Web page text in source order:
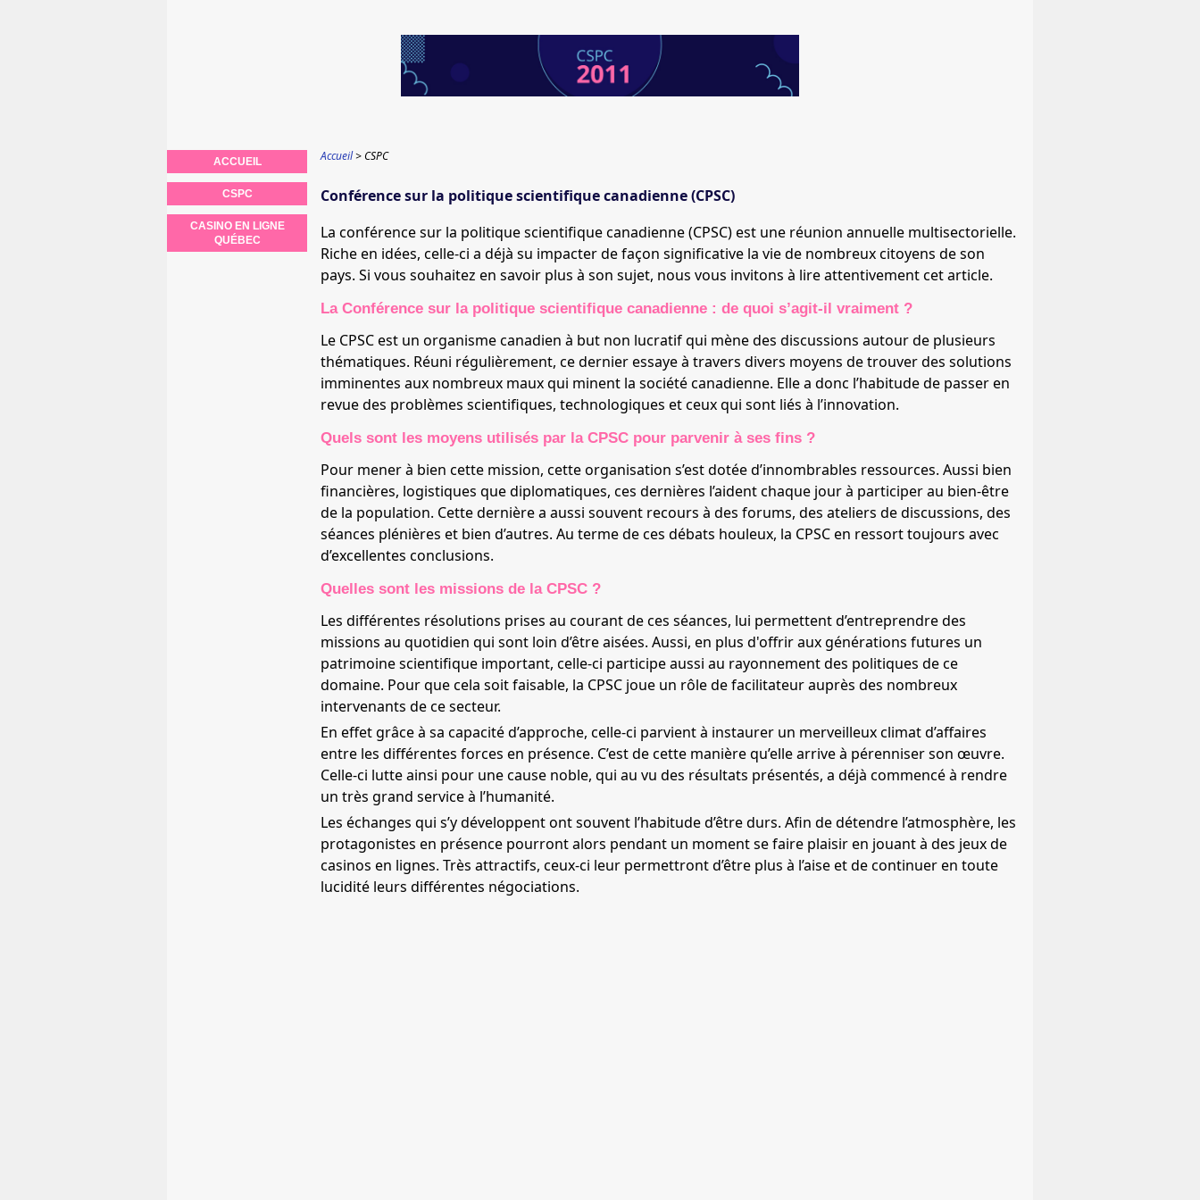
Accueil CSPC
Conférence sur la politique scientifique canadienne (CPSC)
La conférence sur la politique scientifique canadienne (CPSC) est une réunion annuelle multisectorielle.
Riche en idées, celle-ci a déjà su impacter de façon significative la vie de nombreux citoyens de son
pays. Si vous souhaitez en savoir plus à son sujet, nous vous invitons à lire attentivement cet article.
La Conférence sur la politique scientifique canadienne : de quoi s’agit-il vraiment ?
Le CPSC est un organisme canadien à but non lucratif qui mène des discussions autour de plusieurs
thématiques. Réuni régulièrement, ce dernier essaye à travers divers moyens de trouver des solutions
imminentes aux nombreux maux qui minent la société canadienne. Elle a donc l’habitude de passer en
revue des problèmes scientifiques, technologiques et ceux qui sont liés à l’innovation.
Quels sont les moyens utilisés par la CPSC pour parvenir à ses fins ?
Pour mener à bien cette mission, cette organisation s’est dotée d’innombrables ressources. Aussi bien
financières, logistiques que diplomatiques, ces dernières l’aident chaque jour à participer au bien-être
de la population. Cette dernière a aussi souvent recours à des forums, des ateliers de discussions, des
séances plénières et bien d’autres. Au terme de ces débats houleux, la CPSC en ressort toujours avec
d’excellentes conclusions.
Quelles sont les missions de la CPSC ?
Les différentes résolutions prises au courant de ces séances, lui permettent d’entreprendre des
missions au quotidien qui sont loin d’être aisées. Aussi, en plus d'offrir aux générations futures un
patrimoine scientifique important, celle-ci participe aussi au rayonnement des politiques de ce
domaine. Pour que cela soit faisable, la CPSC joue un rôle de facilitateur auprès des nombreux
intervenants de ce secteur.
En effet grâce à sa capacité d’approche, celle-ci parvient à instaurer un merveilleux climat d’affaires
entre les différentes forces en présence. C’est de cette manière qu’elle arrive à pérenniser son œuvre.
Celle-ci lutte ainsi pour une cause noble, qui au vu des résultats présentés, a déjà commencé à rendre
un très grand service à l’humanité.
Les échanges qui s’y développent ont souvent l’habitude d’être durs. Afin de détendre l’atmosphère, les
protagonistes en présence pourront alors pendant un moment se faire plaisir en jouant à des jeux de
casinos en lignes. Très attractifs, ceux-ci leur permettront d’être plus à l’aise et de continuer en toute
lucidité leurs différentes négociations.
ACCUEIL
CSPC
CASINO EN LIGNE
QUÉBEC